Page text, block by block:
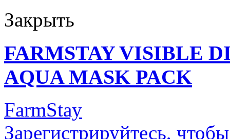
Закрыть
FARMSTAY VISIBLE
AQUA MASK PACK
FarmStay
Зарегистрируйтесь,